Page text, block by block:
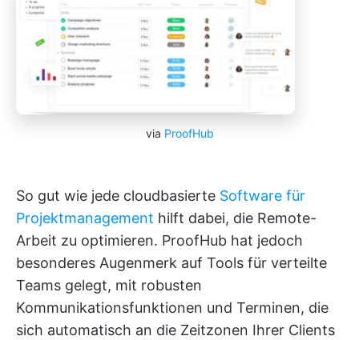
via ProofHub
So gut wie jede cloudbasierte Software für
Projektmanagement hilft dabei, die Remote-
Arbeit zu optimieren. ProofHub hat jedoch
besonderes Augenmerk auf Tools für verteilte
Teams gelegt, mit robusten
Kommunikationsfunktionen und Terminen, die
sich automatisch an die Zeitzonen Ihrer Clients